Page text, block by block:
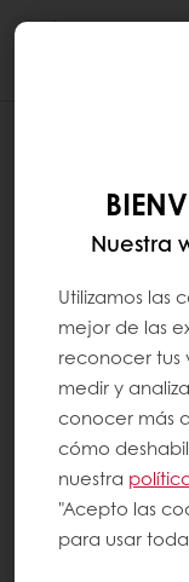
Nuestra
Utilizamos las
mejor de las
reconocer tus
medir y
conocer más
cómo
nuestra
"Acepto las
para usar